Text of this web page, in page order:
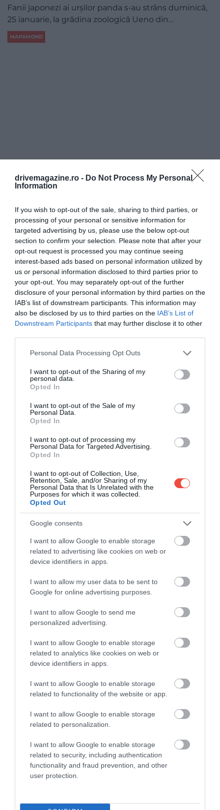
drivemagazine.ro - Do Not Process My Personal
Information
If you wish to opt-out of the sale, sharing to third parties, or
processing of your personal or sensitive information for
targeted advertising by us, please use the below opt-out
section to confirm your selection. Please note that after your
opt-out request is processed you may continue seeing
interest-based ads based on personal information utilized by
us or personal information disclosed to third parties prior to
your opt-out. You may separately opt-out of the further
disclosure of your personal information by third parties on the
IAB’s list of downstream participants. This information may
also be disclosed by us to third parties on the IAB’s List of
Downstream Participants that may further disclose it to other
Please note that this website/app uses one or more Google
not limited to your visit or usage behaviour. You may click to
grant or deny consent to Google and its third-party tags to
use your data for below specified purposes in below Google
consent section.
Personal Data Processing Opt Outs
I want to opt-out of the Sharing of my
personal data.
Opted In
I want to opt-out of the Sale of my
Personal Data.
Opted In
I want to opt-out of processing my
Personal Data for Targeted Advertising.
Opted In
I want to opt-out of Collection, Use,
Retention, Sale, and/or Sharing of my
Personal Data that Is Unrelated with the
Purposes for which it was collected.
Opted Out
Google consents
I want to allow Google to enable storage
related to advertising like cookies on web or
device identifiers in apps.
I want to allow my user data to be sent to
Google for online advertising purposes.
I want to allow Google to send me
personalized advertising.
I want to allow Google to enable storage
related to analytics like cookies on web or
device identifiers in apps.
I want to allow Google to enable storage
related to functionality of the website or app.
I want to allow Google to enable storage
related to personalization.
I want to allow Google to enable storage
related to security, including authentication
functionality and fraud prevention, and other
user protection.
Fanii japonezi ai urșilor panda s-au strâns duminică,
25 ianuarie, la grădina zoologică Ueno din…
MAPAMOND
Criza climatică îi încurcă pe japonezi și pe
turiști – spectacolul înfloririi cireșilor va veni
mai devreme decât este obișnuit
Schimbările climatice își spun din nou cuvântul:
DESTINAȚII
va scumpi chiar și plecarea din țară!